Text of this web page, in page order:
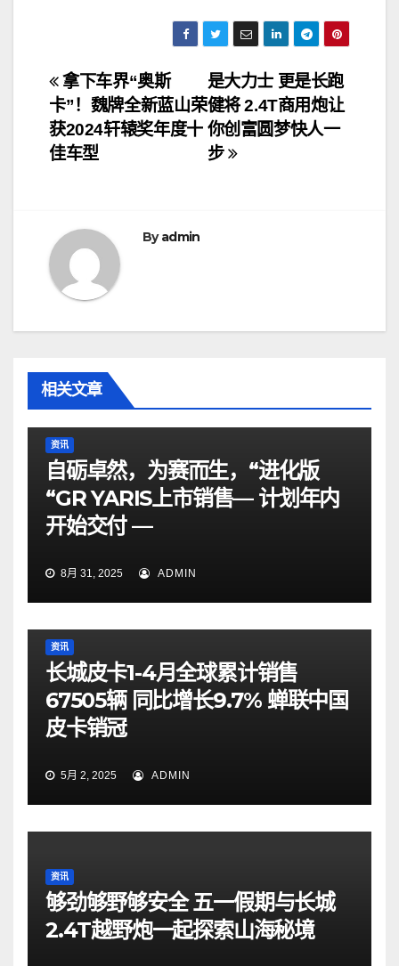
文
章
导
是大力士 更是长跑
健将 2.4T商用炮让
你创富圆梦快人一
步
拿下车界“奥斯
卡”！魏牌全新蓝山荣
获2024轩辕奖年度十
佳车型
Byadmin
相关文章
资讯
自砺卓然，为赛而生，“进化版
“GR YARIS上市销售— 计划年内
开始交付 —
8月 31, 2025 ADMIN
资讯
长城皮卡1-4月全球累计销售
67505辆 同比增长9.7% 蝉联中国
皮卡销冠
5月 2, 2025 ADMIN
资讯
够劲够野够安全 五一假期与长城
2.4T越野炮一起探索山海秘境